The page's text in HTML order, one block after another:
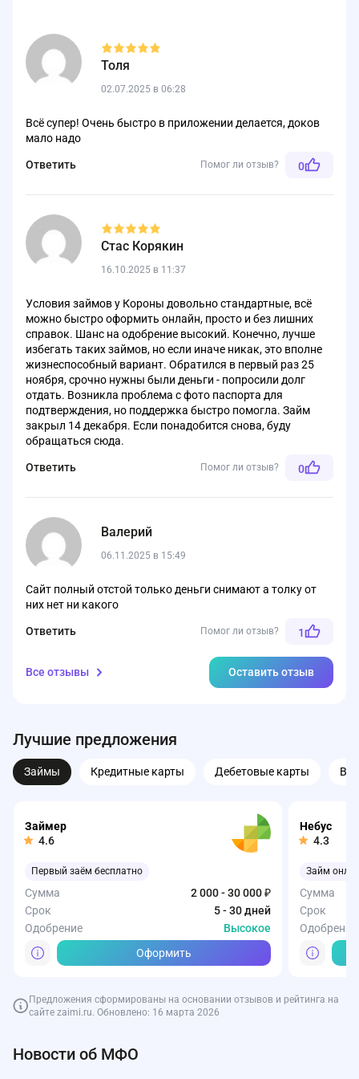
Толя
02.07.2025 в 06:28
Всё супер! Очень быстро в приложении делается, доков
мало надо
Ответить Помог ли отзыв? 0
Стас Корякин
16.10.2025 в 11:37
Условия займов у Короны довольно стандартные, всё
можно быстро оформить онлайн, просто и без лишних
справок. Шанс на одобрение высокий. Конечно, лучше
избегать таких займов, но если иначе никак, это вполне
жизнеспособный вариант. Обратился в первый раз 25
ноября, срочно нужны были деньги - попросили долг
отдать. Возникла проблема с фото паспорта для
подтверждения, но поддержка быстро помогла. Займ
закрыл 14 декабря. Если понадобится снова, буду
обращаться сюда.
Ответить Помог ли отзыв? 0
Валерий
06.11.2025 в 15:49
Сайт полный отстой только деньги снимают а толку от
них нет ни какого
Ответить Помог ли отзыв? 1
Все отзывы Оставить отзыв
Лучшие предложения
Займы Кредитные карты Дебетовые карты
Займер
4.6
Первый заём бесплатно
Сумма
2 000 - 30 000 ₽
Срок
5 - 30 дней
Одобрение
Высокое
Оформить
Небус
4.3
Займ
Сумма
Срок
Одобрение
Предложения сформированы на основании отзывов и рейтинга на
сайте zaimi.ru. Обновлено: 16 марта 2026
Кредитная карта СберКарта
Карта Black от Т-Банка
Газпромбанк
Накопительный счет от Газпромбанка
Совкомбанк Кредит Наличными
На старте (срок пакета 12 мес.)
Новости об МФО